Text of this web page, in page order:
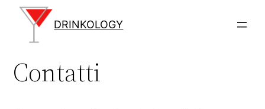
contenuto
DRINKOLOGY
Contatti